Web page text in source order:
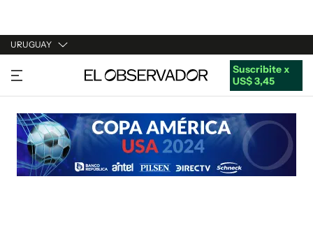
URUGUAY
URUGUAY
ARGENTINA
ESPAÑA
ESTADOS UNIDOS
Suscribite x
US$ 3,45